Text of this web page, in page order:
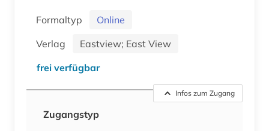
Formaltyp
Online
Verlag
Eastview; East View
frei verfügbar
Infos zum Zugang
Zugangstyp